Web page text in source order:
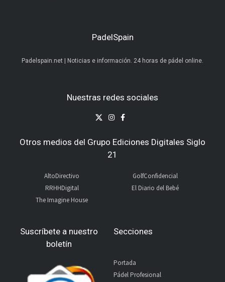
PadelSpain
Padelspain.net | Noticias e información. 24 horas de pádel online.
Nuestras redes sociales
Otros medios del Grupo Ediciones Digitales Siglo
21
AltoDirectivo
RRHHDigital
The Imagine House
GolfConfidencial
El Diario del Bebé
Suscríbete a nuestro
boletín
Secciones
Portada
Pádel Profesional